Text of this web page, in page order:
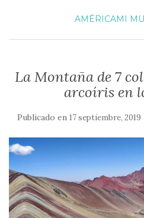
AMÉRICAMI
La Montaña de 7
arcoíris en
Publicado en 17 septiembre, 2019